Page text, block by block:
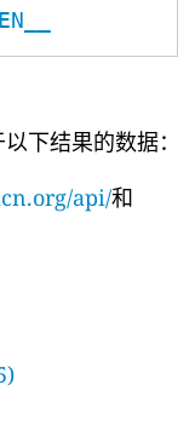
下结果的数据：
api/和